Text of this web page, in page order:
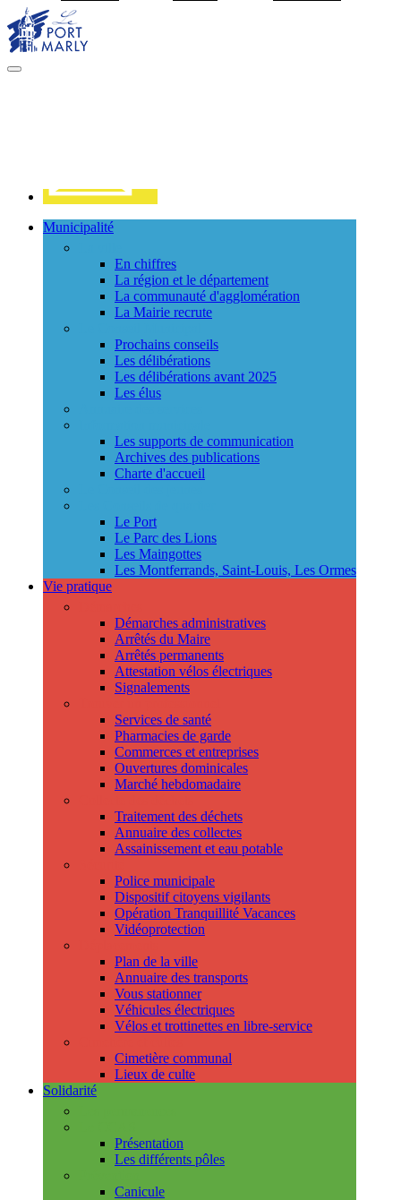
MENU
Municipalité
En chiffres
La région et le département
La communauté d'agglomération
La Mairie recrute
Prochains conseils
Les délibérations
Les délibérations avant 2025
Les élus
Les supports de communication
Archives des publications
Charte d'accueil
Le Port
Le Parc des Lions
Les Maingottes
Les Montferrands, Saint-Louis, Les Ormes
Vie pratique
Démarches administratives
Arrêtés du Maire
Arrêtés permanents
Attestation vélos électriques
Signalements
Services de santé
Pharmacies de garde
Commerces et entreprises
Ouvertures dominicales
Marché hebdomadaire
Traitement des déchets
Annuaire des collectes
Assainissement et eau potable
Police municipale
Dispositif citoyens vigilants
Opération Tranquillité Vacances
Vidéoprotection
Plan de la ville
Annuaire des transports
Vous stationner
Véhicules électriques
Vélos et trottinettes en libre-service
Cimetière communal
Lieux de culte
Solidarité
Présentation
Les différents pôles
Canicule